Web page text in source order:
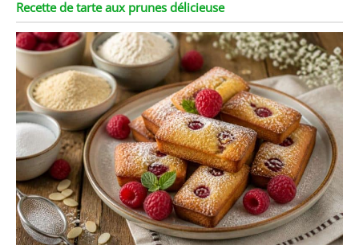
Recette de tarte aux prunes délicieuse